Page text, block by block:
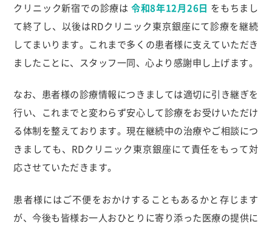
クリニック新宿での診療は 令和8年12月26日 をもちまし
て終了し、以後はRDクリニック東京銀座にて診療を継続
してまいります。これまで多くの患者様に支えていただき
ましたことに、スタッフ一同、心より感謝申し上げます。
なお、患者様の診療情報につきましては適切に引き継ぎを
行い、これまでと変わらず安心して診療をお受けいただけ
る体制を整えております。現在継続中の治療やご相談につ
きましても、RDクリニック東京銀座にて責任をもって対
応させていただきます。
患者様にはご不便をおかけすることもあるかと存じます
が、今後も皆様お一人おひとりに寄り添った医療の提供に